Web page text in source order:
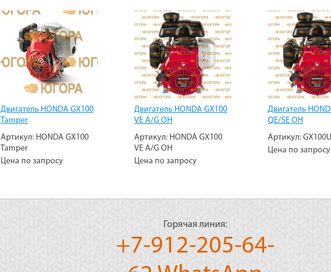
Двигатель HONDA GX100
Tamper
Артикул: HONDA GX100
Tamper
Цена по запросу
Двигатель HONDA GX100
VE A/G OH
Артикул: HONDA GX100
VE A/G OH
Цена по запросу
Двигатель
QE/SE OH
Артикул:
Цена по запросу
Горячая линия:
+7-912-205-64-